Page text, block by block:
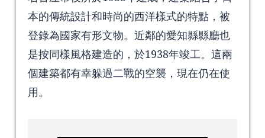
本的傳統設計和時尚的西洋樣式的特點，被
登錄為國家有形文物。近鄰的愛知縣縣廳也
是按同樣風格建造的，於1938年竣工。這兩
個建築都有幸躲過二戰的空襲，現在仍在使
用。